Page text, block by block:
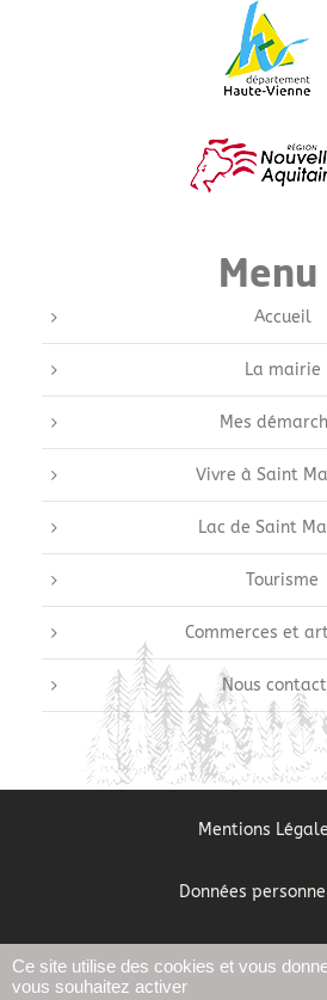
Menu
Accueil
La mairie
Mes
Vivre à Saint
Lac de Saint
Tourisme
Commerces et
Nous
Mentions
Données
Ce site utilise des cookies et vous
vous souhaitez activer